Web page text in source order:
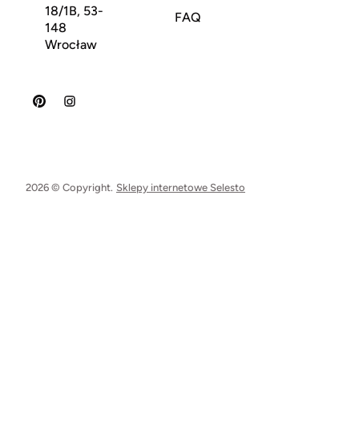
18/1B, 53-
148
Wrocław
FAQ
2026 © Copyright. Sklepy internetowe Selesto